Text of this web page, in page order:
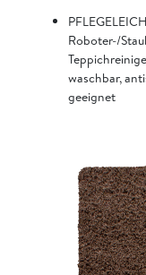
Roboter-/
waschbar,
geeignet